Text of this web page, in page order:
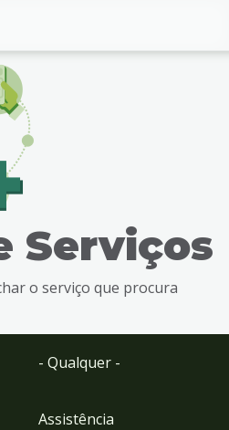
Serviços
o serviço que procura
- Qualquer -
Assistência